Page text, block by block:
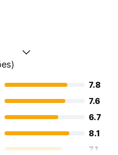
7.8
7.6
6.7
8.1
7.1